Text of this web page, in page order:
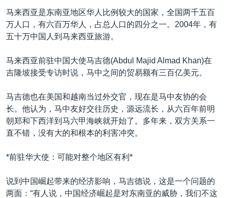
GEN Z 看美国
马来西亚是东南亚地区华人比例较大的国家，全国两千五百
万人口，有六百万华人，占总人口的四分之一。2004年，有
五十万中国人到马来西亚旅游。
马来西亚前驻中国大使马吉德(Abdul Majid Almad Khan)在
吉隆坡接受专访时说，马中之间的贸易额有三百亿美元。
马吉德也在美国和越南当过外交官，现在是马中友协的会
长。他认为，马中友好交往历史，源远流长，从六百年前明
朝郑和下西洋到马六甲海峡就开始了。多年来，双方关系一
直不错，没有大的和根本的利害冲突。
*前驻华大使：可能对整个地区有利*
说到中国崛起带来的经济影响，马吉德说，这是一个问题的
两面：“有人说，中国经济崛起是对东南亚的威胁，我们不这